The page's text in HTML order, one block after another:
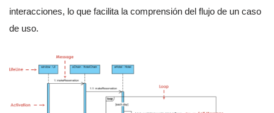
interacciones, lo que facilita la comprensión del flujo de un caso
de uso.